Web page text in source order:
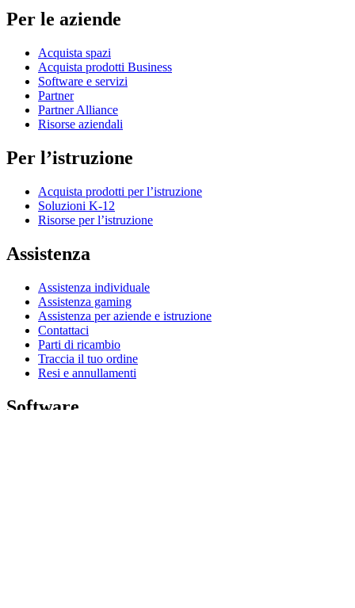
Per le aziende
Acquista spazi
Acquista prodotti Business
Software e servizi
Partner
Partner Alliance
Risorse aziendali
Per l’istruzione
Acquista prodotti per l’istruzione
Soluzioni K-12
Risorse per l’istruzione
Assistenza
Assistenza individuale
Assistenza gaming
Assistenza per aziende e istruzione
Contattaci
Parti di ricambio
Traccia il tuo ordine
Resi e annullamenti
Software